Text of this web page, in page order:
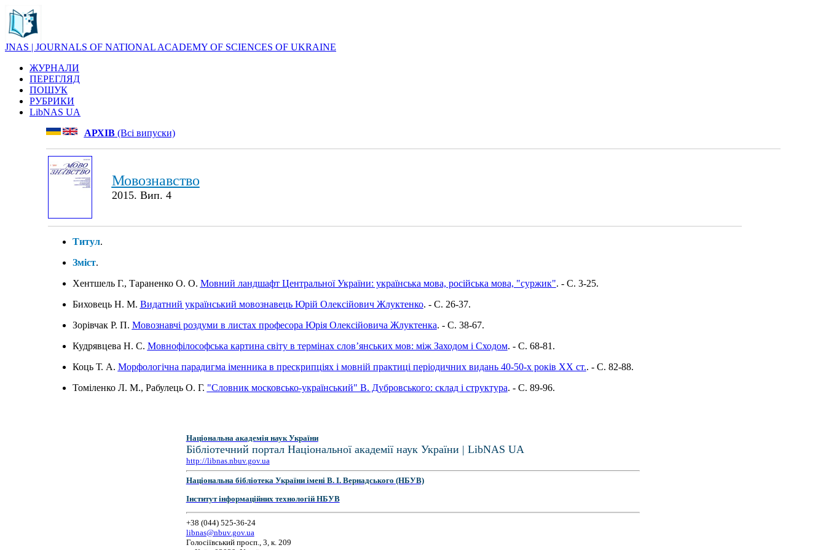
JNAS | JOURNALS OF NATIONAL ACADEMY OF SCIENCES OF UKRAINE
ЖУРНАЛИ
ПЕРЕГЛЯД
ПОШУК
РУБРИКИ
LibNAS UA
АРХІВ(Всі випуски)
Мовознавство
2015. Вип. 4
Титул.
Зміст.
Хентшель Г., Тараненко О. О. Мовний ландшафт Центральної України: українська мова, російська мова, "суржик". - C. 3-25.
Биховець Н. М. Видатний український мовознавець Юрій Олексійович Жлуктенко. - C. 26-37.
Зорівчак Р. П. Мовознавчі роздуми в листах професора Юрія Олексійовича Жлуктенка. - C. 38-67.
Кудрявцева Н. С. Мовнофілософська картина світу в термінах слов’янських мов: між Заходом і Сходом. - C. 68-81.
Коць Т. А. Морфологічна парадигма іменника в прескрипціях і мовній практиці періодичних видань 40-50-х років XX ст.. - C. 82-88.
Томіленко Л. М., Рабулець О. Г. "Словник московсько-український" В. Дубровського: склад і структура. - C. 89-96.
Національна академія наук України
Бібліотечний портал Національної академії наук України | LibNAS UA
http://libnas.nbuv.gov.ua
Національна бібліотека України імені В. І. Вернадського (НБУВ)
Інститут інформаційних технологій НБУВ
+38 (044) 525-36-24
libnas@nbuv.gov.ua
Голосіївський просп., 3, к. 209